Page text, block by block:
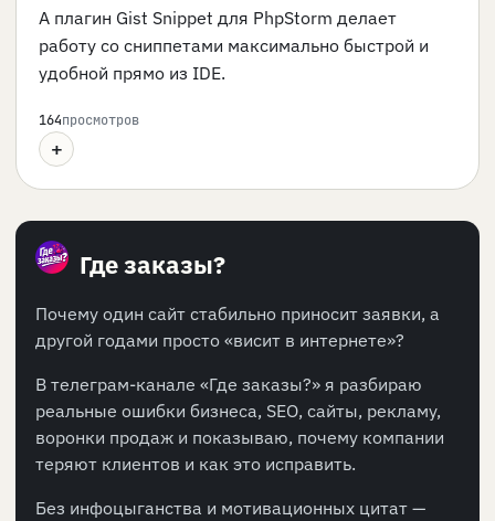
А плагин Gist Snippet для PhpStorm делает
работу со сниппетами максимально быстрой и
удобной прямо из IDE.
164просмотров
+
Где заказы?
Почему один сайт стабильно приносит заявки, а
другой годами просто «висит в интернете»?
В телеграм-канале «Где заказы?» я разбираю
реальные ошибки бизнеса, SEO, сайты, рекламу,
воронки продаж и показываю, почему компании
теряют клиентов и как это исправить.
Без инфоцыганства и мотивационных цитат —